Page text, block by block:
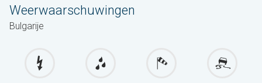
Weerwaarschuwingen
Bulgarije